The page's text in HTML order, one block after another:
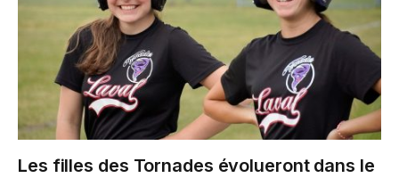
Les filles des Tornades évolueront dans le